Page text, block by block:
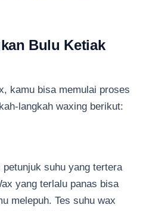
Bulu Ketiak
kamu bisa memulai proses
langkah waxing berikut:
suhu yang tertera
yang terlalu panas bisa
melepuh. Tes suhu wax